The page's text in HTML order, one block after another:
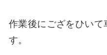
作業後にござをひい
す。